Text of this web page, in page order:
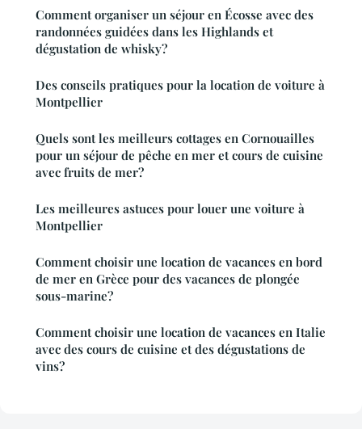
Comment organiser un séjour en Écosse avec des
randonnées guidées dans les Highlands et
dégustation de whisky?
Des conseils pratiques pour la location de voiture à
Montpellier
Quels sont les meilleurs cottages en Cornouailles
pour un séjour de pêche en mer et cours de cuisine
avec fruits de mer?
Les meilleures astuces pour louer une voiture à
Montpellier
Comment choisir une location de vacances en bord
de mer en Grèce pour des vacances de plongée
sous-marine?
Comment choisir une location de vacances en Italie
avec des cours de cuisine et des dégustations de
vins?